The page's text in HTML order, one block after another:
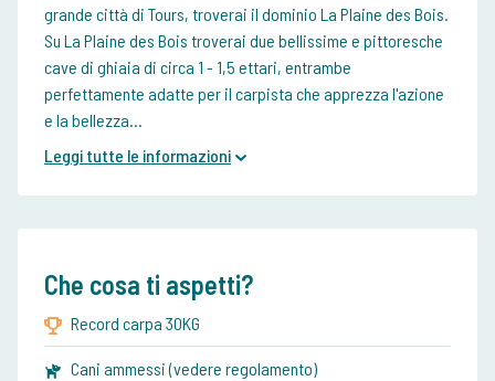
grande città di Tours, troverai il dominio La Plaine des Bois.
Su La Plaine des Bois troverai due bellissime e pittoresche
cave di ghiaia di circa 1 - 1,5 ettari, entrambe
perfettamente adatte per il carpista che apprezza l'azione
e la bellezza...
Leggi tutte le informazioni
Che cosa ti aspetti?
Record carpa 30KG
Cani ammessi (vedere regolamento)